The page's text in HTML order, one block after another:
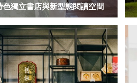
色獨立書店與新型態閱讀空間